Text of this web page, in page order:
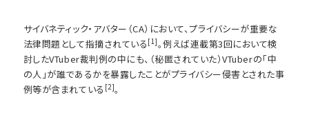
サイバネティック・アバター（CA）において、プライバシーが重要な
法律問題として指摘されている [1]。例えば連載第3回において検
討したVTuber裁判例の中にも、（秘匿されていた）VTuberの「中
の人」が誰であるかを暴露したことがプライバシー侵害とされた事
例等が含まれている [2]。